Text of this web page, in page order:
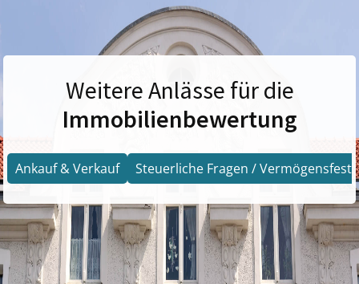
Weitere Anlässe für die
Immobilienbewertung
Ankauf & Verkauf Steuerliche Fragen /